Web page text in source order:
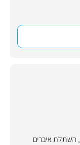
, השתלת איברים